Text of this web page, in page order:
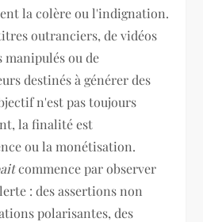
la colère ou l'indignation.
outranciers, de vidéos
manipulés ou de
destinés à générer des
n'est pas toujours
la finalité est
ou la monétisation.
commence par observer
: des assertions non
polarisantes, des